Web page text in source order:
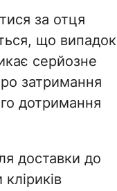
за отця
що випадок
серйозне
затримання
дотримання
доставки до